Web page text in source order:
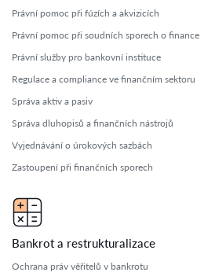
Právní pomoc při fúzích a akvizicích
Právní pomoc při soudních sporech o finance
Právní služby pro bankovní instituce
Regulace a compliance ve finančním sektoru
Správa aktiv a pasiv
Správa dluhopisů a finančních nástrojů
Vyjednávání o úrokových sazbách
Zastoupení při finančních sporech
Bankrot a restrukturalizace
Ochrana práv věřitelů v bankrotu